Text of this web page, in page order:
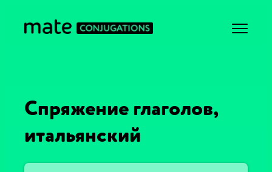
Спряжение глаголов,
итальянский